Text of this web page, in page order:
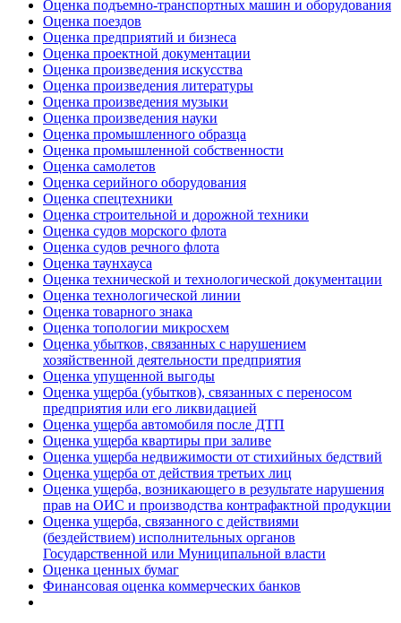
Оценка подъемно-транспортных машин и оборудования
Оценка поездов
Оценка предприятий и бизнеса
Оценка проектной документации
Оценка произведения искусства
Оценка произведения литературы
Оценка произведения музыки
Оценка произведения науки
Оценка промышленного образца
Оценка промышленной собственности
Оценка самолетов
Оценка серийного оборудования
Оценка спецтехники
Оценка строительной и дорожной техники
Оценка судов морского флота
Оценка судов речного флота
Оценка таунхауса
Оценка технической и технологической документации
Оценка технологической линии
Оценка товарного знака
Оценка топологии микросхем
Оценка убытков, связанных с нарушением
хозяйственной деятельности предприятия
Оценка упущенной выгоды
Оценка ущерба (убытков), связанных с переносом
предприятия или его ликвидацией
Оценка ущерба автомобиля после ДТП
Оценка ущерба квартиры при заливе
Оценка ущерба недвижимости от стихийных бедствий
Оценка ущерба от действия третьих лиц
Оценка ущерба, возникающего в результате нарушения
прав на ОИС и производства контрафактной продукции
Оценка ущерба, связанного с действиями
(бездействием) исполнительных органов
Государственной или Муниципальной власти
Оценка ценных бумаг
Финансовая оценка коммерческих банков